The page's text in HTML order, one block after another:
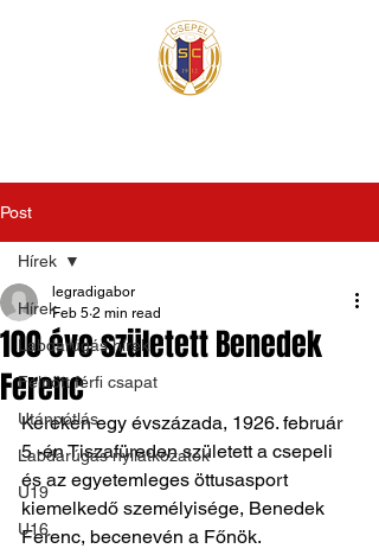
Post
Hírek
Labdarúgás hírek
Felnőtt férfi csapat
Utánpótlás
Labdarúgás nyilatkozatok
U19
U16
Hírek
100 éve született Benedek
Ferenc
legradigabor
Feb 5 2 min read
Kereken egy évszázada, 1926. február
5 -én Tiszafüreden született a csepeli
és az egyetemleges öttusasport
kiemelkedő személyisége, Benedek
Ferenc, becenevén a Főnök.